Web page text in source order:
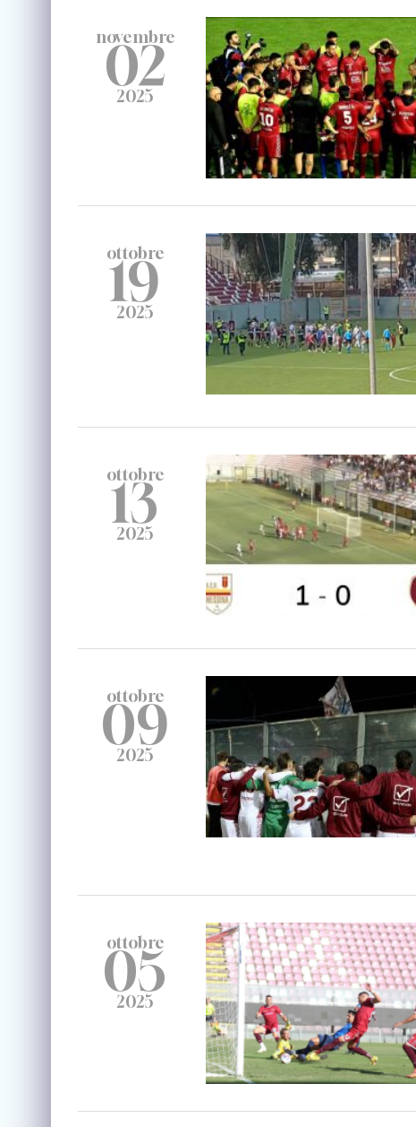
novembre
02
2025
ottobre
19
2025
ottobre
13
2025
ottobre
09
2025
ottobre
05
2025